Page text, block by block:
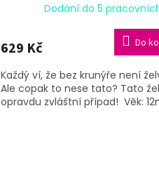
Dodání do 5
629 Kč Do
Každý ví, že bez krunýře není
Ale copak to nese tato? Tato
opravdu zvláštní případ! Věk: